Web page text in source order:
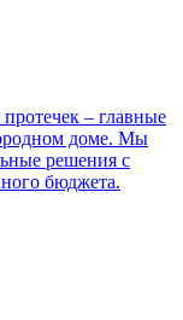
– главные
доме. Мы
решения с
бюджета.